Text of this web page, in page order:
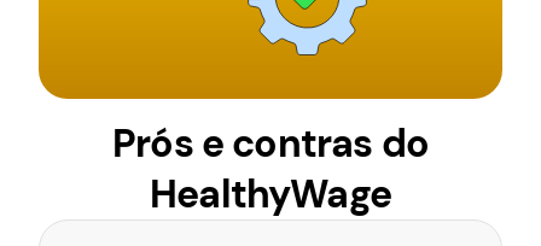
Prós e contras do
HealthyWage